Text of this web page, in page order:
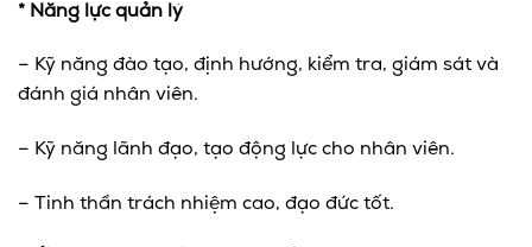
* Năng lực quản lý
– Kỹ năng đào tạo, định hướng, kiểm tra, giám sát và
đánh giá nhân viên.
– Kỹ năng lãnh đạo, tạo động lực cho nhân viên.
– Tinh thần trách nhiệm cao, đạo đức tốt.